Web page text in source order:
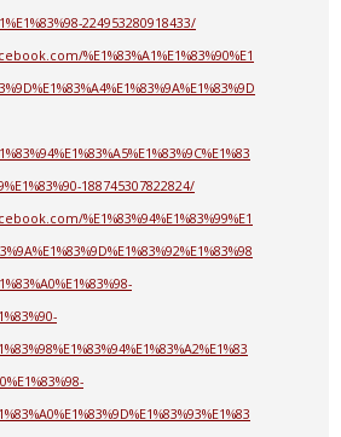
224953280918433/
%E1%83%A1%E1%83%90%E1
188745307822824/
%E1%83%94%E1%83%99%E1